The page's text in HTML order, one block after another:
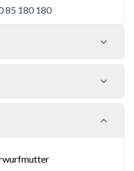
85 180 180